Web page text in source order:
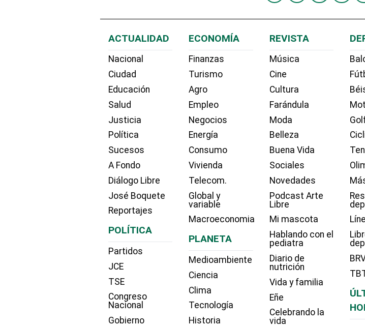
ACTUALIDAD
Nacional
Ciudad
Educación
Salud
Justicia
Política
Sucesos
A Fondo
Diálogo Libre
José Boquete
Reportajes
POLÍTICA
Partidos
JCE
TSE
Congreso
Nacional
Gobierno
ECONOMÍA
Finanzas
Turismo
Agro
Empleo
Negocios
Energía
Consumo
Vivienda
Telecom.
Global y
variable
Macroeconomia
PLANETA
Medioambiente
Ciencia
Clima
Tecnología
Historia
REVISTA
Música
Cine
Cultura
Farándula
Moda
Belleza
Buena Vida
Sociales
Novedades
Podcast Arte
Libre
Mi mascota
Hablando con el
pediatra
Diario de
nutrición
Vida y familia
Eñe
Celebrando la
vida